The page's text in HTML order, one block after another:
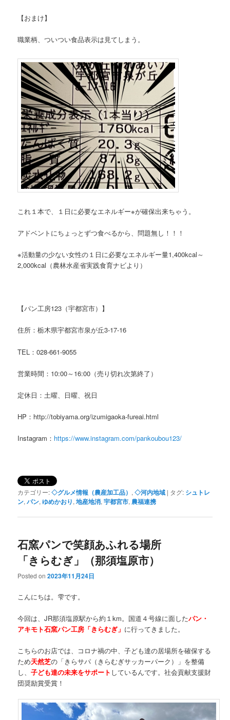
【おまけ】
職業柄、ついつい食品表示は見てしまう。
これ１本で、１日に必要なエネルギー※が確保出来ちゃう。
アドベントにちょっとずつ食べるから、問題無し！！！
※活動量の少ない女性の１日に必要なエネルギー量1,400kcal～
2,000kcal（農林水産省実践食育ナビより）
【パン工房123（宇都宮市）】
住所：栃木県宇都宮市泉が丘3-17-16
TEL：028-661-9055
営業時間：10:00～16:00（売り切れ次第終了）
定休日：土曜、日曜、祝日
HP：http://tobiyama.org/izumigaoka-fureai.html
Instagram： https://www.instagram.com/pankoubou123/
カテゴリー:◇グルメ情報（農産加工品） ,◇河内地域 | タグ: シュトレ
ン,パン,ゆめかおり,地産地消,宇都宮市, 農福連携
石窯パンで笑顔あふれる場所
「きらむぎ」（那須塩原市）
Posted on2023年11月24日
こんにちは。雫です。
今回は、JR那須塩原駅から約１km。国道４号線に面したパン・
アキモト石窯パン工房「きらむぎ」 に行ってきました。
こちらのお店では、コロナ禍の中、子ども達の居場所を確保する
ため天然芝の「きらサパ（きらむぎサッカーパーク）」を整備
し、子ども達の未来をサポート しているんです。社会貢献支援財
団奨励賞受賞！